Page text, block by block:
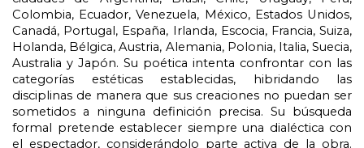
Colombia, Ecuador, Venezuela, México, Estados Unidos,
Canadá, Portugal, España, Irlanda, Escocia, Francia, Suiza,
Holanda, Bélgica, Austria, Alemania, Polonia, Italia, Suecia,
Australia y Japón. Su poética intenta confrontar con las
categorías estéticas establecidas, hibridando las
disciplinas de manera que sus creaciones no puedan ser
sometidos a ninguna definición precisa. Su búsqueda
formal pretende establecer siempre una dialéctica con
el espectador, considerándolo parte activa de la obra.